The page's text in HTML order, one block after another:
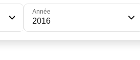
Année
2016